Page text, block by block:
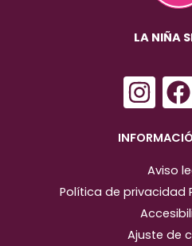
LA NIÑA
I
n
s
a
g
r
F
c
e
o
o
Aviso
Política de privacidad
Ajuste de